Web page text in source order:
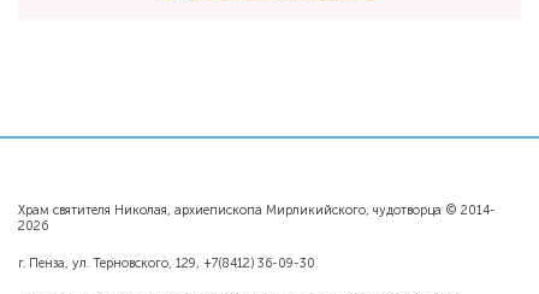
Храм святителя Николая, архиепископа Мирликийского, чудотворца © 2014-
2026
г. Пенза, ул. Терновского, 129, +7(8412) 36-09-30